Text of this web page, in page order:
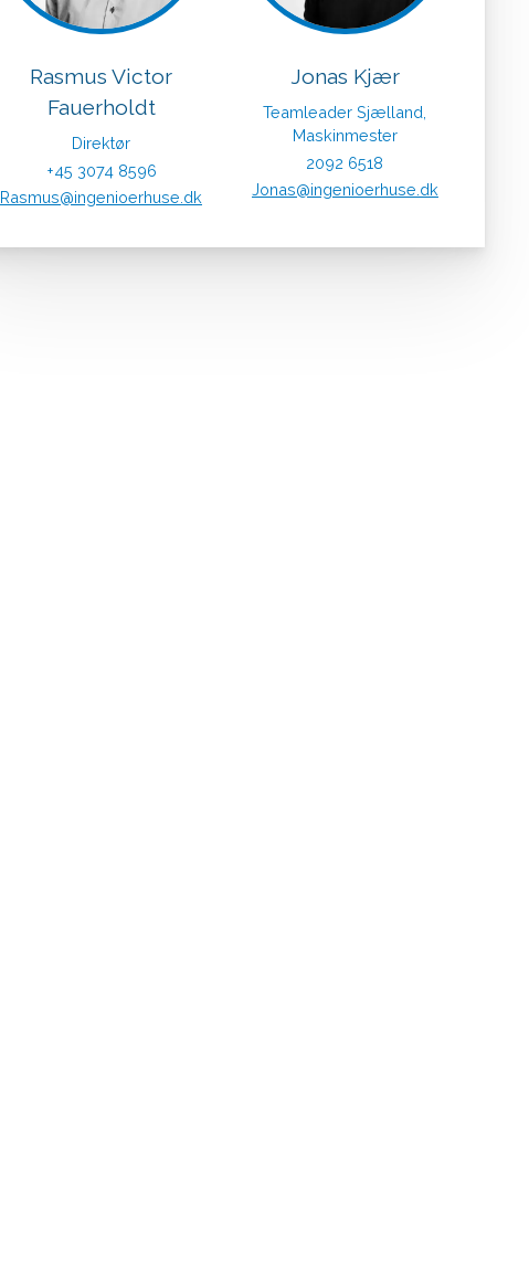
Rasmus Victor
Fauerholdt
Direktør
+45 3074 8596
Rasmus@ingenioerhuse.dk
Jonas Kjær
Teamleader Sjælland,
Maskinmester
2092 6518
Jonas@ingenioerhuse.dk